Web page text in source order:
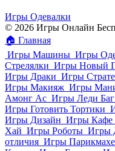
Игры Одевалки
© 2026 Игры Онлайн
🏠 Главная
Игры Машины Игры
Стрелялки Игры Новый
Игры Драки Игры
Игры Макияж Игры
Амонг Ас Игры Леди
Игры Готовить Тортики
Игры Дизайн Игры Кафе
Хай Игры Роботы Игры
отличия Игры